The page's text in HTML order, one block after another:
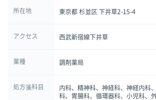
所在地 東京都 杉並区 下井草2-15-4
アクセス 西武新宿線下井草
業種 調剤薬局
処方箋科目
内科、精神科、神経科、神経内科
科、胃腸科、循環器科、小児科、